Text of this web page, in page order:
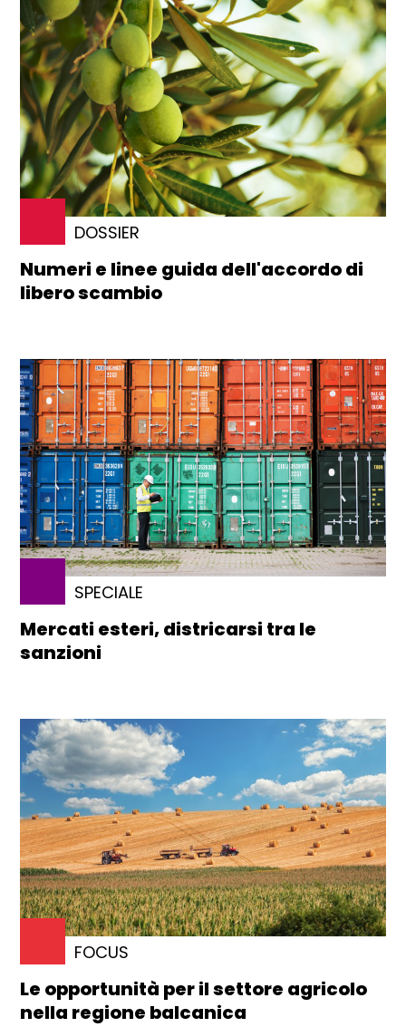
DOSSIER
Numeri e linee guida dell'accordo di
libero scambio
SPECIALE
Mercati esteri, districarsi tra le
sanzioni
FOCUS
Le opportunità per il settore agricolo
nella regione balcanica